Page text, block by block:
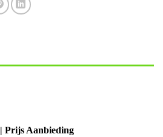
| Prijs Aanbieding